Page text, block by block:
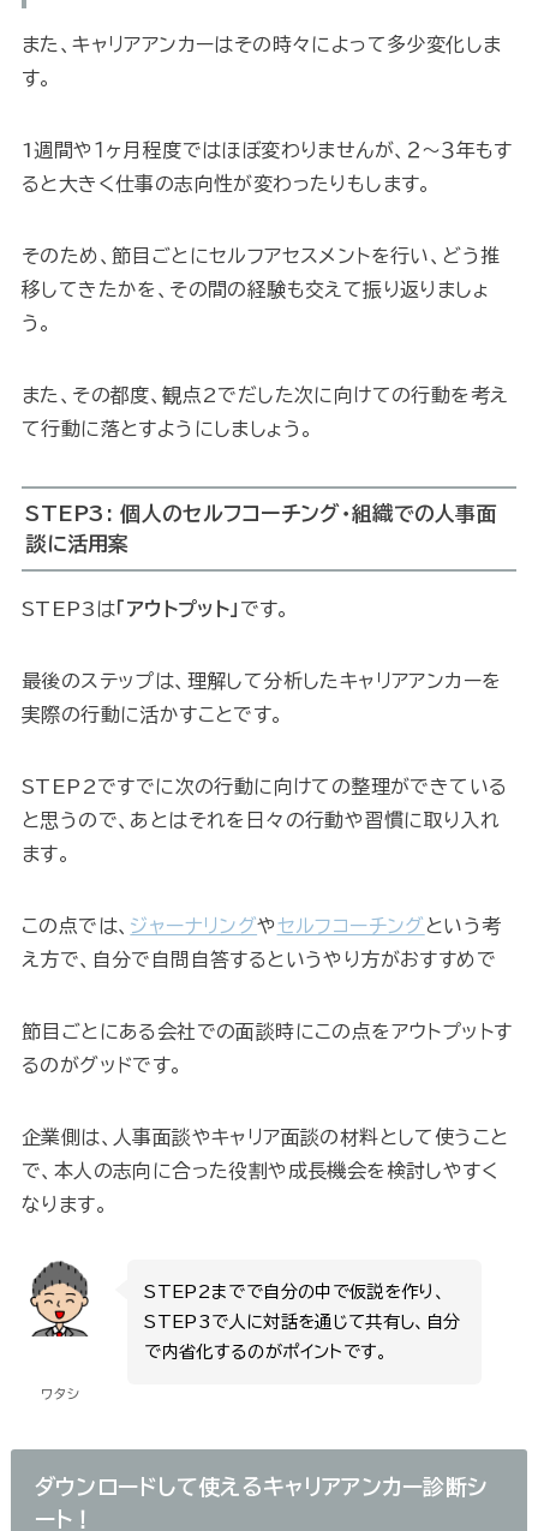
また、キャリアアンカーはその時々によって多少変化しま
す。
1週間や１ヶ月程度ではほぼ変わりませんが、２〜３年もす
ると大きく仕事の志向性が変わったりもします。
そのため、節目ごとにセルフアセスメントを行い、どう推
移してきたかを、その間の経験も交えて振り返りましょ
う。
また、その都度、観点2でだした次に向けての行動を考え
て行動に落とすようにしましょう。
STEP3: 個人のセルフコーチング・組織での人事面
談に活用案
STEP3は 「アウトプット」 です。
最後のステップは、理解して分析したキャリアアンカーを
実際の行動に活かすことです。
STEP2ですでに次の行動に向けての整理ができている
と思うので、あとはそれを日々の行動や習慣に取り入れ
ます。
この点では、 ジャーナリングやセルフコーチング という考
え方で、自分で自問自答するというやり方がおすすめで
節目ごとにある会社での面談時にこの点をアウトプットす
るのがグッドです。
企業側は、人事面談やキャリア面談の材料として使うこと
で、本人の志向に合った役割や成長機会を検討しやすく
なります。
ワタシ
STEP2までで自分の中で仮説を作り、
STEP3で人に対話を通じて共有し、自分
で内省化するのがポイントです。
ダウンロードして使えるキャリアアンカー診断シ
ート！